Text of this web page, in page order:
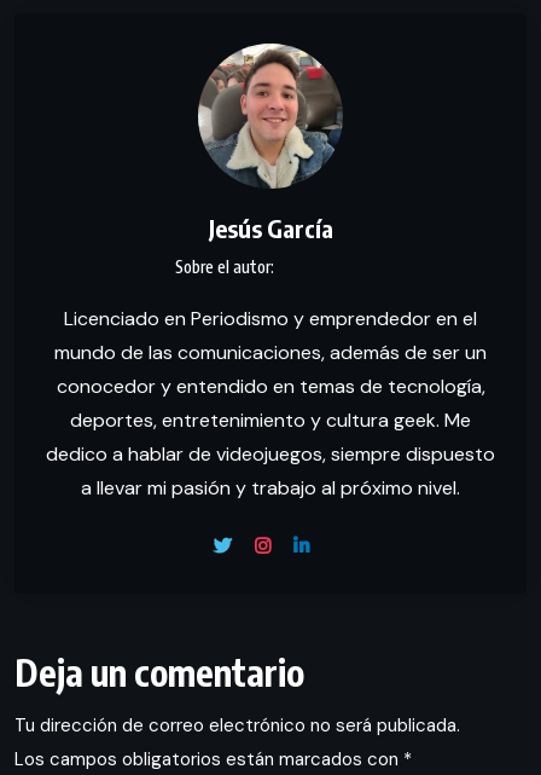
Jesús García
Licenciado en Periodismo y emprendedor en el
mundo de las comunicaciones, además de ser un
conocedor y entendido en temas de tecnología,
deportes, entretenimiento y cultura geek. Me
dedico a hablar de videojuegos, siempre dispuesto
a llevar mi pasión y trabajo al próximo nivel.
Deja un comentario
Tu dirección de correo electrónico no será publicada.
Los campos obligatorios están marcados con *